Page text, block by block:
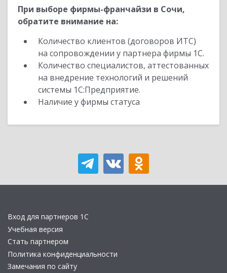
При выборе фирмы-франчайзи в Сочи,
обратите внимание на:
Количество клиентов (договоров ИТС)
на сопровождении у партнера фирмы 1С.
Количество специалистов, аттестованных
на внедрение технологий и решений
системы 1С:Предприятие.
Наличие у фирмы статуса
Вход для партнеров 1С
Учебная версия
Стать партнером
Политика конфиденциальности
Замечания по сайту